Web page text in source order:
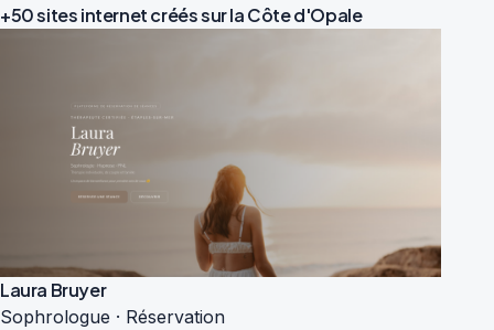
+50 sites internet créés sur laCôte d'Opale
Laura Bruyer
Sophrologue · Réservation